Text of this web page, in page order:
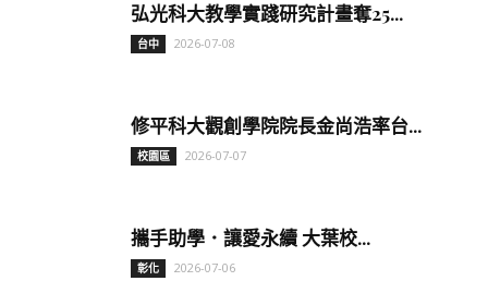
弘光科大教學實踐研究計畫奪25...
台中 2026-07-08
修平科大觀創學院院長金尚浩率台...
校園區 2026-07-07
攜手助學．讓愛永續 大葉校...
彰化 2026-07-06